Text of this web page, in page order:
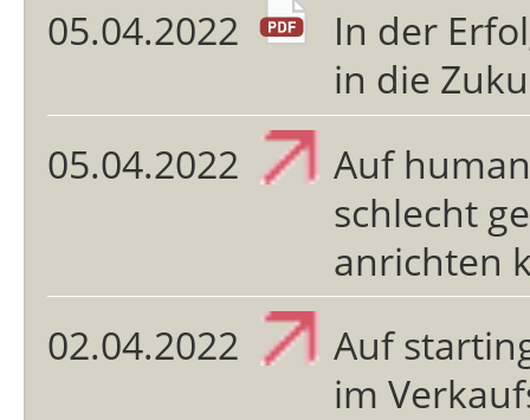
05.04.2022
In der
in die
05.04.2022
Auf
schlecht
anrichten
02.04.2022
Auf
im